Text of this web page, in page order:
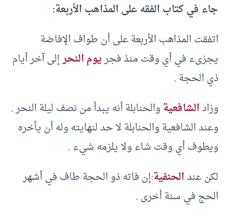
جاء في كتاب الفقه على المذاهب الأربعة:
اتفقت المذاهب الأربعة على أن طواف الإفاضة
يجزىء في أي وقت منذ فجريوم النحرإلى آخر أيام
ذي الحجة .
وزادالشافعيةوالحنابلة أنه يبدأ من نصف ليلة النحر .
وعند الشافعية والحنابلة لا حد لنهايته وله أن يأخره
ويطوف أي وقت شاء ولا يلزمه شيء .
لكن عندالحنفية:إن فاته ذو الحجة طاف في أشهر
الحج في سنة أخرى .